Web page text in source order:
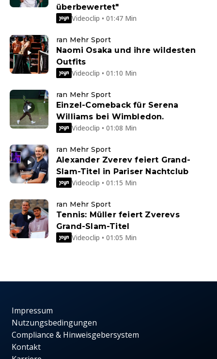
überbewertet"
Videoclip • 01:47 Min
ran Mehr Sport
Naomi Osaka und ihre wildesten
Outfits
Videoclip • 01:10 Min
ran Mehr Sport
Einzel-Comeback für Serena
Williams bei Wimbledon.
Videoclip • 01:08 Min
ran Mehr Sport
Alexander Zverev feiert Grand-
Slam-Titel in Pariser Nachtclub
Videoclip • 01:15 Min
ran Mehr Sport
Tennis: Müller feiert Zverevs
Grand-Slam-Titel
Videoclip • 01:05 Min
Impressum
Nutzungsbedingungen
Compliance & Hinweisgebersystem
Kontakt